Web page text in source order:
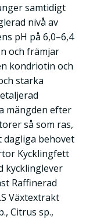
samtidigt
nivå av
pH på 6,0–6,4
och främjar
kondriotin och
starka
mängden efter
så som ras,
dagliga behovet
Kycklingfett
kycklinglever
Raffinerad
Växtextrakt
Citrus sp.,